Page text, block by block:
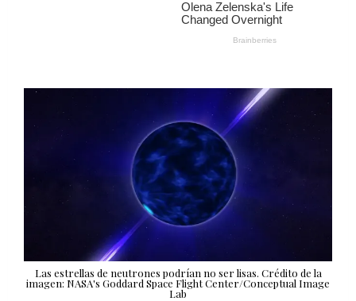
Las estrellas de neutrones podrían no ser lisas. Crédito de la
imagen: NASA's Goddard Space Flight Center/Conceptual Image
Lab